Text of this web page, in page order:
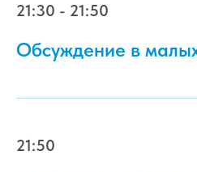
21:30 - 21:50
Обсуждение в
21:50